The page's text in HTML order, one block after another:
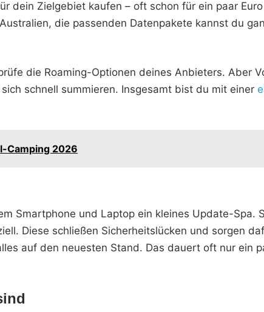
dein Zielgebiet kaufen – oft schon für ein paar
die passenden Datenpakete kannst du
die Roaming-Optionen deines Anbieters. Aber
schnell summieren. Insgesamt bist du mit einer
Camping 2026
Smartphone und Laptop ein kleines Update-Spa.
Diese schließen Sicherheitslücken und sorgen
auf den neuesten Stand. Das dauert oft nur ein